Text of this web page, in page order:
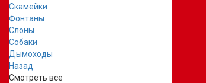
Скамейки
Фонтаны
Слоны
Собаки
Дымоходы
Назад
Смотреть все